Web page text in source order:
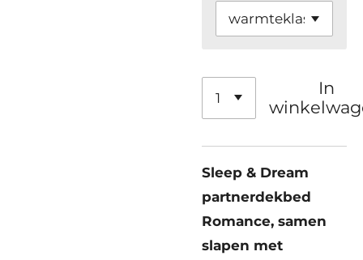
In
Sleep & Dream
partnerdekbed
Romance, samen
slapen met